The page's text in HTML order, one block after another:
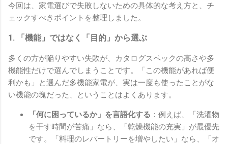
今回は、家電選びで失敗しないための具体的な考え方と、チ
ェックすべきポイントを整理しました。
1. 「機能」ではなく「目的」から選ぶ
多くの方が陥りやすい失敗が、カタログスペックの高さや多
機能性だけで選んでしまうことです。「この機能があれば便
利かも」と選んだ多機能家電が、実は一度も使ったことがな
い機能の塊だった、ということはよくあります。
「何に困っているか」を言語化する ：例えば、「洗濯物
を干す時間が苦痛」なら、「乾燥機能の充実」が最優先
です。「料理のレパートリーを増やしたい」なら、「オ